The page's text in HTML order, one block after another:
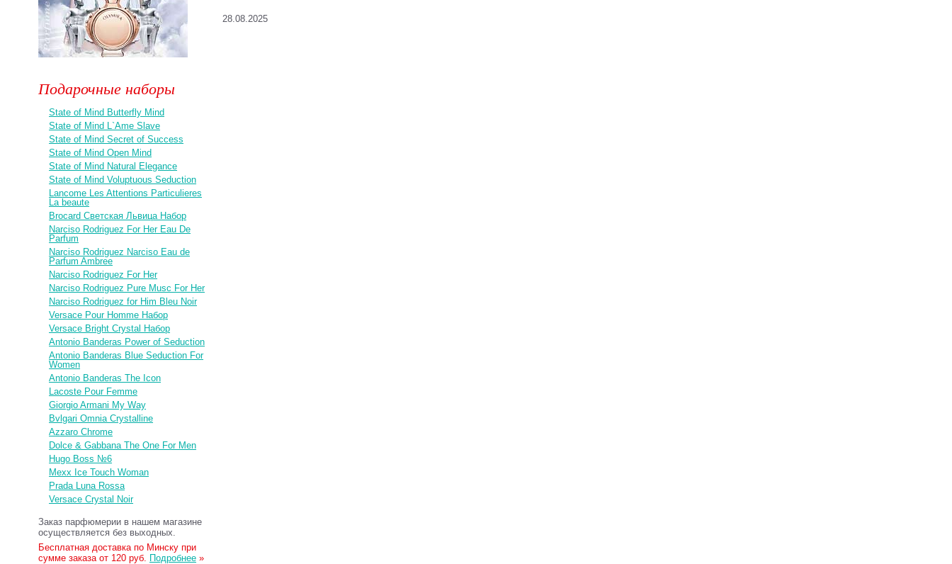
28.08.2025
Подарочные наборы
State of Mind Butterfly Mind
State of Mind L`Ame Slave
State of Mind Secret of Success
State of Mind Open Mind
State of Mind Natural Elegance
State of Mind Voluptuous Seduction
Lancome Les Attentions Particulieres
La beaute
Brocard Светская Львица Набор
Narciso Rodriguez For Her Eau De
Parfum
Narciso Rodriguez Narciso Eau de
Parfum Ambree
Narciso Rodriguez For Her
Narciso Rodriguez Pure Musc For Her
Narciso Rodriguez for Him Bleu Noir
Versace Pour Homme Набор
Versace Bright Crystal Набор
Antonio Banderas Power of Seduction
Antonio Banderas Blue Seduction For
Women
Antonio Banderas The Icon
Lacoste Pour Femme
Giorgio Armani My Way
Bvlgari Omnia Crystalline
Azzaro Chrome
Dolce & Gabbana The One For Men
Hugo Boss №6
Mexx Ice Touch Woman
Prada Luna Rossa
Versace Crystal Noir
Заказ парфюмерии в нашем магазине
осуществляется без выходных.
Бесплатная доставка по Минску при
сумме заказа от 120 руб. Подробнее »